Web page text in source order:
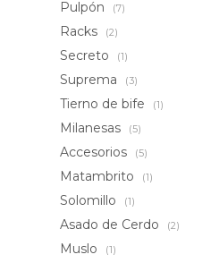
Pulpón (7)
Racks (2)
Secreto (1)
Suprema (3)
Tierno de bife (1)
Milanesas (5)
Accesorios (5)
Matambrito (1)
Solomillo (1)
Asado de Cerdo (2)
Muslo (1)